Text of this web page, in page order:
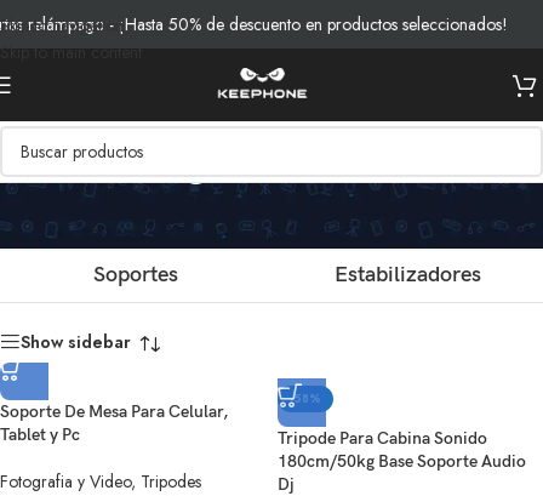
Skip to navigation
Skip to main content
relámpago - ¡Hasta 50% de descuento en productos seleccionados!
Fotografia y Video
Soportes Estabilizadores
Show sidebar
Soporte De Mesa Para Celular,
Tablet y Pc
Fotografia y Video, Tripodes
-58%
Tripode Para Cabina Sonido
180cm/50kg Base Soporte Audio
Dj